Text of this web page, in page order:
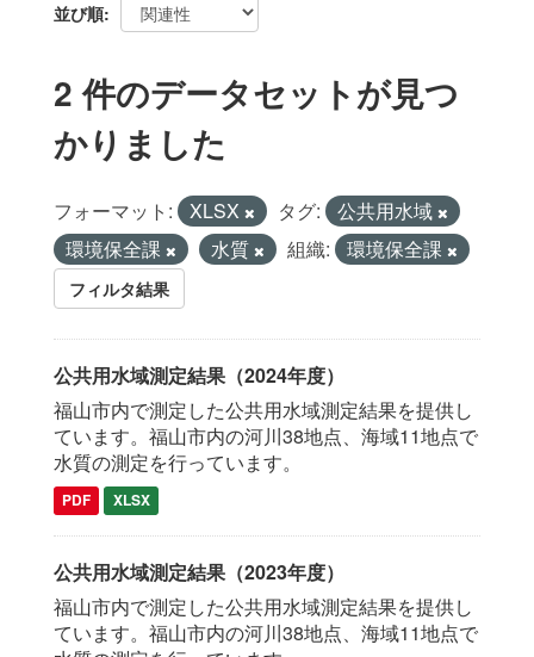
並び順
2 件のデータセットが見つ
かりました
フォーマット: XLSX タグ:
公共用水域
環境保全課
水質 組織: 環境保全課
フィルタ結果
公共用水域測定結果（2024年度）
福山市内で測定した公共用水域測定結果を提供し
ています。福山市内の河川38地点、海域11地点で
水質の測定を行っています。
PDF XLSX
公共用水域測定結果（2023年度）
福山市内で測定した公共用水域測定結果を提供し
ています。福山市内の河川38地点、海域11地点で